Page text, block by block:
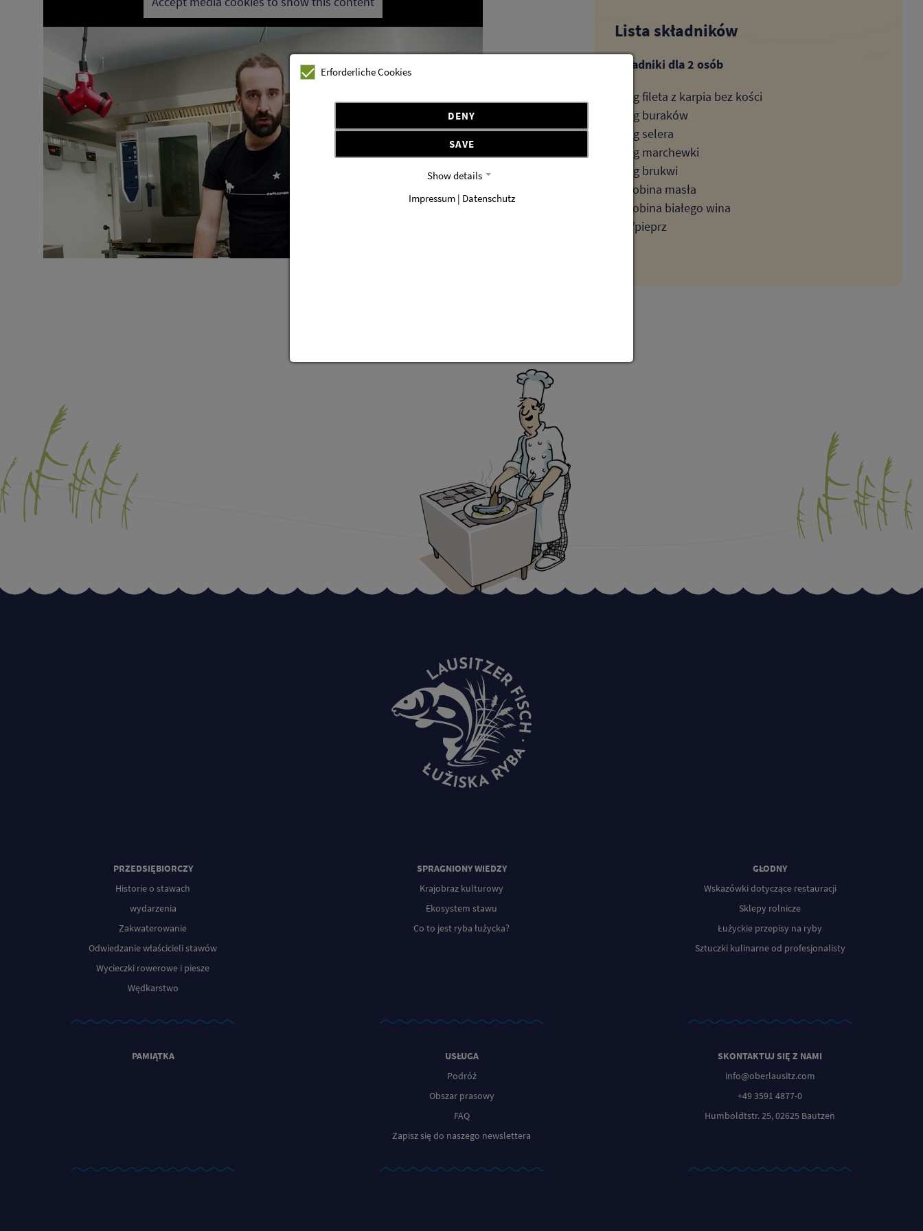
Datenschutz | Impressum
Lista składników
Składniki dla 2 osób
400g fileta z karpia bez kości
200g buraków
150g selera
150g marchewki
150g brukwi
odrobina masła
odrobina białego wina
sól/pieprz
PRZEDSIĘBIORCZY
Historie o stawach
wydarzenia
Zakwaterowanie
Odwiedzanie właścicieli stawów
Wycieczki rowerowe i piesze
Wędkarstwo
SPRAGNIONY WIEDZY
Krajobraz kulturowy
Ekosystem stawu
Co to jest ryba łużycka?
GŁODNY
Wskazówki dotyczące restauracji
Sklepy rolnicze
Łużyckie przepisy na ryby
Sztuczki kulinarne od profesjonalisty
PAMIĄTKA
USŁUGA
Podróż
Obszar prasowy
FAQ
Zapisz się do naszego newslettera
SKONTAKTUJ SIĘ Z NAMI
info@oberlausitz.com
+49 3591 4877-0
Humboldtstr. 25, 02625 Bautzen
Erforderliche Cookies
DENY
SAVE
Show details
Impressum | Datenschutz